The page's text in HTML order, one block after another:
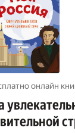
онлайн